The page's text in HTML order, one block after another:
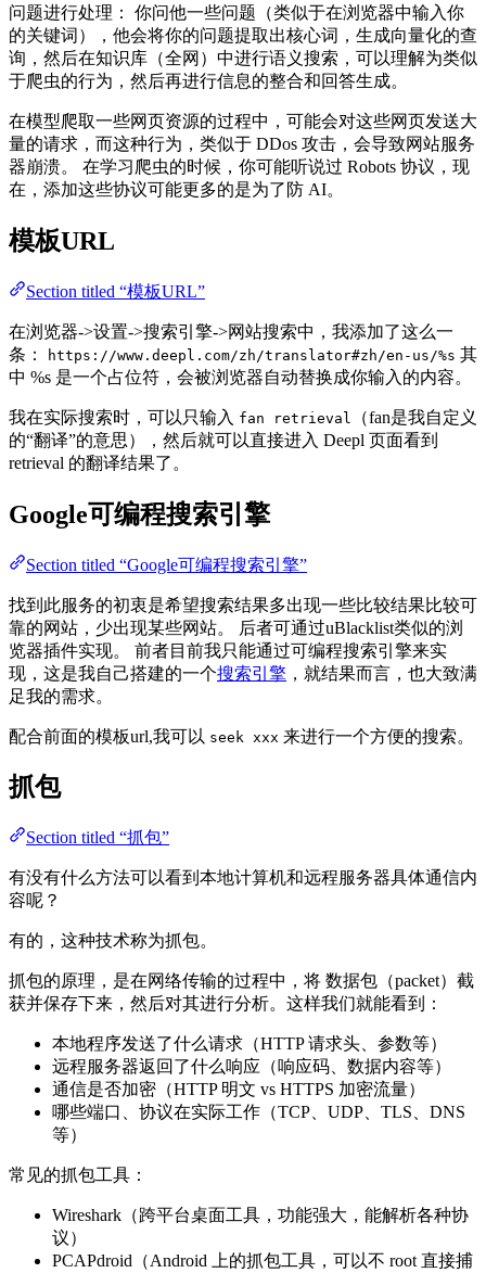
问题进行处理： 你问他一些问题（类似于在浏览器中输入你
的关键词），他会将你的问题提取出核心词，生成向量化的查
询，然后在知识库（全网）中进行语义搜索，可以理解为类似
于爬虫的行为，然后再进行信息的整合和回答生成。
在模型爬取一些网页资源的过程中，可能会对这些网页发送大
量的请求，而这种行为，类似于 DDos 攻击，会导致网站服务
器崩溃。 在学习爬虫的时候，你可能听说过 Robots 协议，现
在，添加这些协议可能更多的是为了防 AI。
模板URL
Section titled “模板URL”
在浏览器->设置->搜索引擎->网站搜索中，我添加了这么一
条：
https://www.deepl.com/zh/translator#zh/en-us/%s 其
中 %s 是一个占位符，会被浏览器自动替换成你输入的内容。
我在实际搜索时，可以只输入 fan retrieval
（fan是我自定义
的“翻译”的意思），然后就可以直接进入 Deepl 页面看到
retrieval 的翻译结果了。
Google可编程搜索引擎
Section titled “Google可编程搜索引擎”
找到此服务的初衷是希望搜索结果多出现一些比较结果比较可
靠的网站，少出现某些网站。 后者可通过uBlacklist类似的浏
览器插件实现。 前者目前我只能通过可编程搜索引擎来实
现，这是我自己搭建的一个搜索引擎 ，就结果而言，也大致满
足我的需求。
配合前面的模板url,我可以 seek xxx 来进行一个方便的搜索。
抓包
Section titled “抓包”
有没有什么方法可以看到本地计算机和远程服务器具体通信内
容呢？
有的，这种技术称为抓包。
抓包的原理，是在网络传输的过程中，将 数据包（packet）截
获并保存下来，然后对其进行分析。这样我们就能看到：
本地程序发送了什么请求（HTTP 请求头、参数等）
远程服务器返回了什么响应（响应码、数据内容等）
通信是否加密（HTTP 明文 vs HTTPS 加密流量）
哪些端口、协议在实际工作（TCP、UDP、TLS、DNS
等）
常见的抓包工具：
Wireshark（跨平台桌面工具，功能强大，能解析各种协
议）
PCAPdroid（Android 上的抓包工具，可以不 root 直接捕